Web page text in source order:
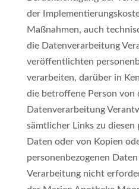
der
Maßnahmen, auch
die Datenverarbeitung
veröffentlichten
verarbeiten, darüber in
die betroffene Person von
Datenverarbeitung
sämtlicher Links zu diesen
Daten oder von Kopien
personenbezogenen
Verarbeitung nicht